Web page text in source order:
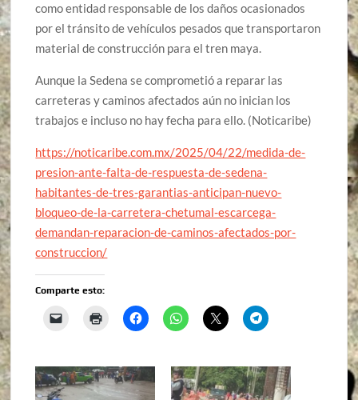
como entidad responsable de los daños ocasionados
por el tránsito de vehículos pesados que transportaron
material de construcción para el tren maya.
Aunque la Sedena se comprometió a reparar las
carreteras y caminos afectados aún no inician los
trabajos e incluso no hay fecha para ello. (Noticaribe)
https://noticaribe.com.mx/2025/04/22/medida-de-
presion-ante-falta-de-respuesta-de-sedena-
habitantes-de-tres-garantias-anticipan-nuevo-
bloqueo-de-la-carretera-chetumal-escarcega-
demandan-reparacion-de-caminos-afectados-por-
construccion/
Comparte esto: